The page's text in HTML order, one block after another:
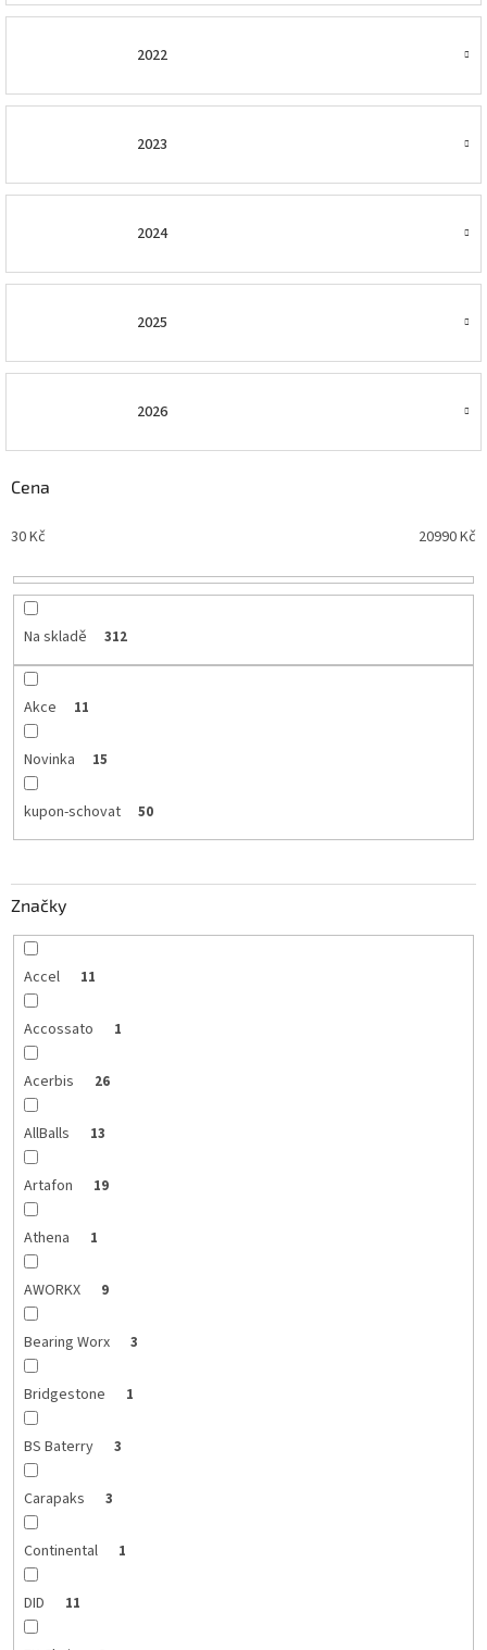
2022
2023
2024
2025
2026
Cena
30Kč 20990Kč
Na skladě 312
Akce 11
Novinka 15
kupon-schovat 50
Značky
Accel 11
Accossato 1
Acerbis 26
AllBalls 13
Artafon 19
Athena 1
AWORKX 9
Bearing Worx 3
Bridgestone 1
BS Baterry 3
Carapaks 3
Continental 1
DID 11